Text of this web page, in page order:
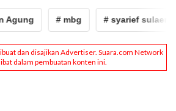
# mbg # syarief sulaeman